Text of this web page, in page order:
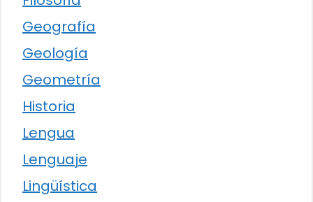
Geografía
Geología
Geometría
Historia
Lengua
Lenguaje
Lingüística